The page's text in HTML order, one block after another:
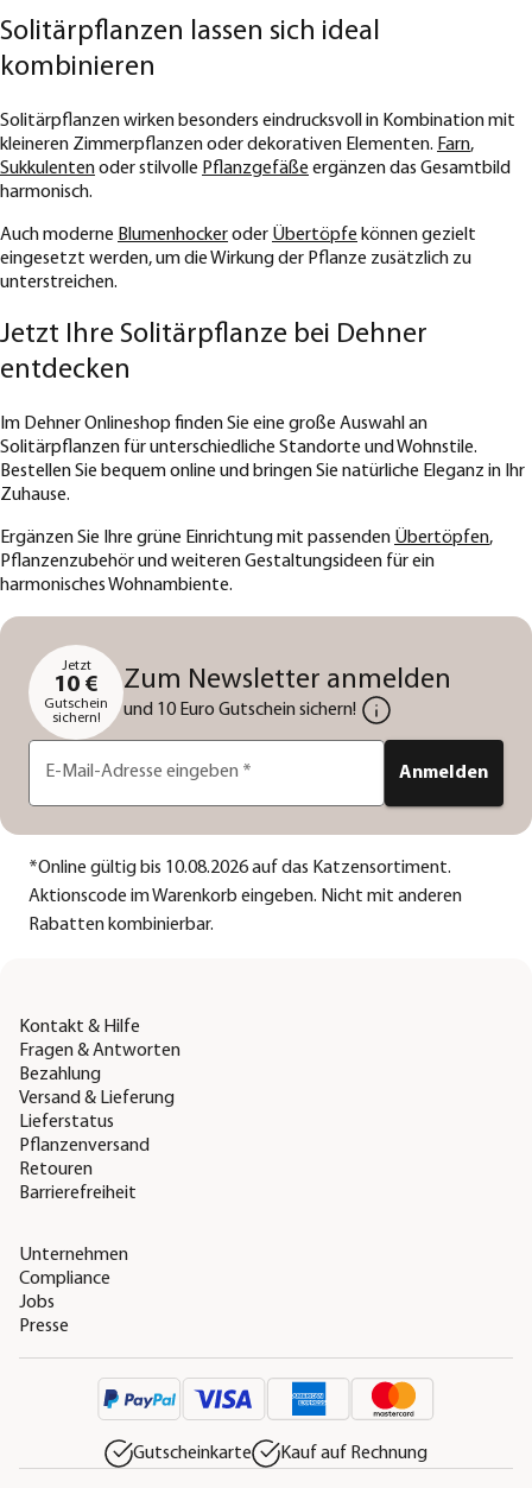
Solitärpflanzen lassen sich ideal
kombinieren
Solitärpflanzen wirken besonders eindrucksvoll in Kombination mit
kleineren Zimmerpflanzen oder dekorativen Elementen. Farn,
Sukkulentenoder stilvolle Pflanzgefäße ergänzen das Gesamtbild
harmonisch.
Auch moderne Blumenhockeroder Übertöpfe können gezielt
eingesetzt werden, um die Wirkung der Pflanze zusätzlich zu
unterstreichen.
Jetzt Ihre Solitärpflanze bei Dehner
entdecken
Im Dehner Onlineshop finden Sie eine große Auswahl an
Solitärpflanzen für unterschiedliche Standorte und Wohnstile.
Bestellen Sie bequem online und bringen Sie natürliche Eleganz in Ihr
Zuhause.
Ergänzen Sie Ihre grüne Einrichtung mit passenden Übertöpfen,
Pflanzenzubehör und weiteren Gestaltungsideen für ein
harmonisches Wohnambiente.
Jetzt
10 €
Gutschein
sichern!
Zum Newsletter anmelden
und 10 Euro Gutschein sichern!
E-Mail-Adresse eingeben * Anmelden
*Online gültig bis 10.08.2026 auf das Katzensortiment.
Aktionscode im Warenkorb eingeben. Nicht mit anderen
Rabatten kombinierbar.
Kontakt & Hilfe
Fragen & Antworten
Bezahlung
Versand & Lieferung
Lieferstatus
Pflanzenversand
Retouren
Barrierefreiheit
Unternehmen
Compliance
Jobs
Presse
Gutscheinkarte Kauf auf Rechnung